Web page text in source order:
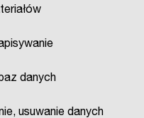
danych
usuwanie danych